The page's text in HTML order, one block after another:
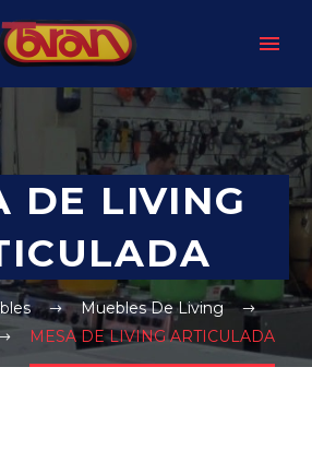
DE LIVING
Muebles De Living
MESA DE LIVING ARTICULADA